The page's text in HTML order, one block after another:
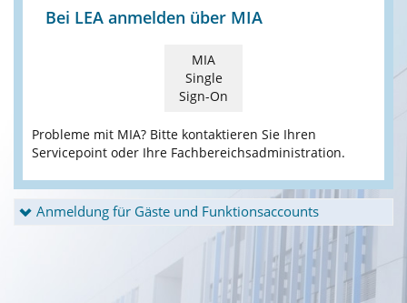
Bei LEA anmelden über MIA
MIA
Single
Sign-On
Probleme mit MIA? Bitte kontaktieren Sie Ihren
Servicepoint oder Ihre Fachbereichsadministration.
Anmeldung für Gäste und Funktionsaccounts